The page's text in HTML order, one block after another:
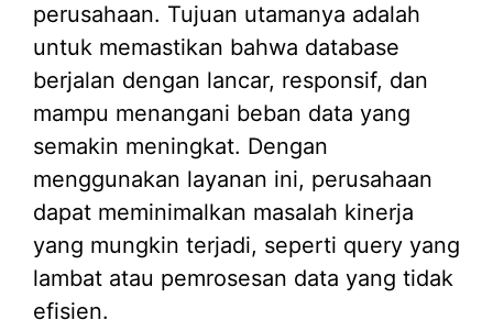
perusahaan. Tujuan utamanya adalah
untuk memastikan bahwa database
berjalan dengan lancar, responsif, dan
mampu menangani beban data yang
semakin meningkat. Dengan
menggunakan layanan ini, perusahaan
dapat meminimalkan masalah kinerja
yang mungkin terjadi, seperti query yang
lambat atau pemrosesan data yang tidak
efisien.